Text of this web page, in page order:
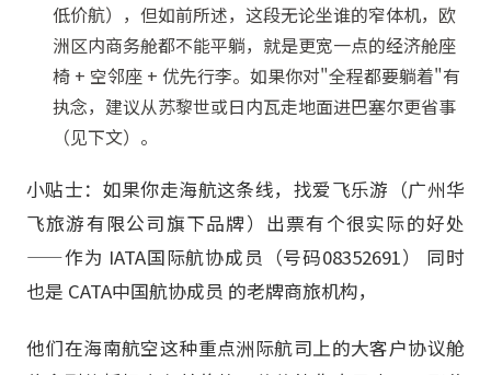
低价航），但如前所述，这段无论坐谁的窄体机，欧
洲区内商务舱都不能平躺，就是更宽一点的经济舱座
椅 + 空邻座 + 优先行李。如果你对"全程都要躺着"有
执念，建议从苏黎世或日内瓦走地面进巴塞尔更省事
（见下文）。
小贴士：如果你走海航这条线，找爱飞乐游（广州华
飞旅游有限公司旗下品牌）出票有个很实际的好处
——作为 IATA国际航协成员（号码08352691） 同时
也是 CATA中国航协成员 的老牌商旅机构，
他们在海南航空这种重点洲际航司上的大客户协议舱